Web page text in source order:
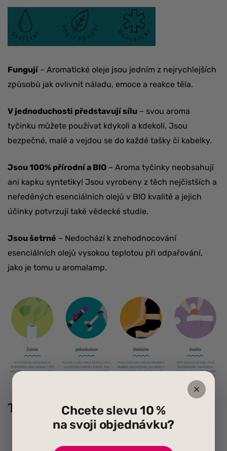
Fungují– Aromatické oleje jsou jedním z nejrychlejších
způsobů jak ovlivnit náladu, emoce a reakce těla.
V jednoduchosti představují sílu – svou aroma
tyčinku můžete používat kdykoli a kdekoli. Jsou
bezpečné, malé a vejdou se do každé tašky či kabelky.
Jsou 100% přírodní a BIO – Aroma tyčinky neobsahují
ani kapku syntetiky! Jsou vyrobeny z těch nejčistších a
neředěných esenciálních olejů v BIO kvalitě a jejich
účinky potvrzují také vědecké studie.
Jsou šetrné – Nedochází k znehodnocování
esenciálních olejů vysokou teplotou při odpařování,
jako je tomu u aromalamp.
Technologie speciálního obalu
Centrálně umístěný filtr
uvnitř trubičky zaručuje
Chcete slevu 10 %
na svoji objednávku?